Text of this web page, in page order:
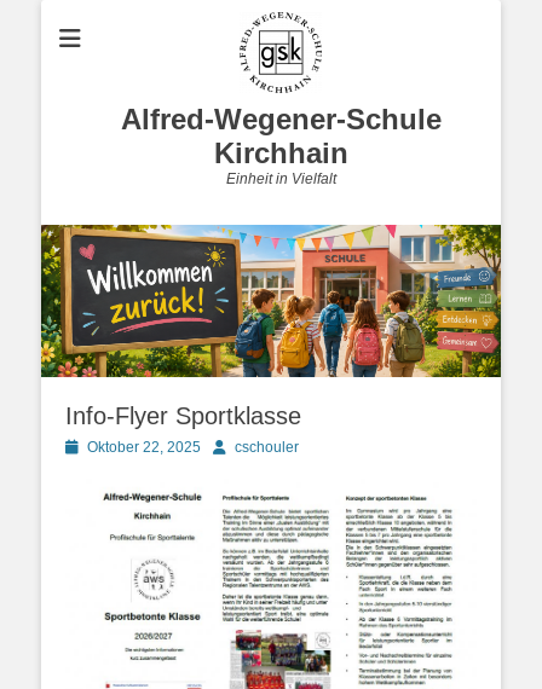
Alfred-Wegener-Schule
Kirchhain
Einheit in Vielfalt
Info-Flyer Sportklasse
PostedOktober 22, 2025 Autorcschouler